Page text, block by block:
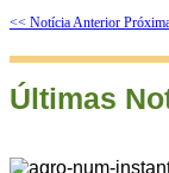
<< Notícia Anterior
Últimas